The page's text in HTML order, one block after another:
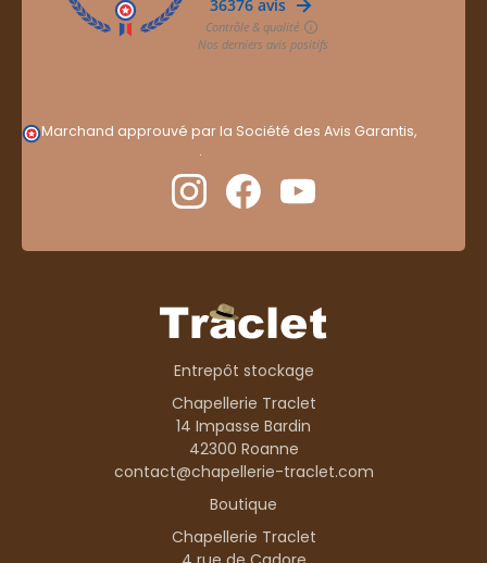
Marchand approuvé par la Société des Avis Garantis,
.
Entrepôt stockage
Chapellerie Traclet
14 Impasse Bardin
42300 Roanne
contact@chapellerie-traclet.com
Boutique
Chapellerie Traclet